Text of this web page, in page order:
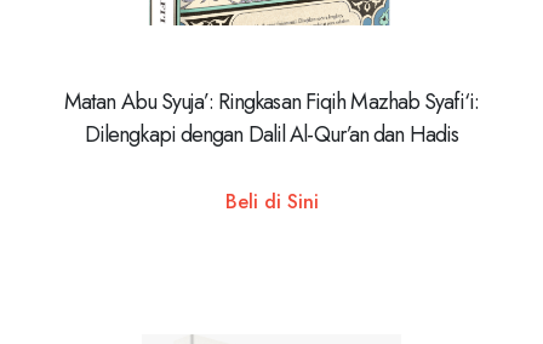
Matan Abu Syuja’: Ringkasan Fiqih Mazhab Syafi‘i:
Dilengkapi dengan Dalil Al-Qur’an dan Hadis
Beli di Sini